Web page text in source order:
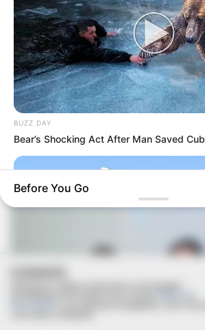
Deixe um Comentário
VEJA TAMBÉM
BUZZ DAY
Bear’s Shocking Act After Man Saved Cub
Before You Go